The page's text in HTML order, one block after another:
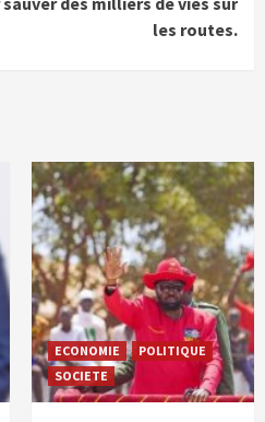
les routes.
ECONOMIE
POLITIQUE
SOCIETE